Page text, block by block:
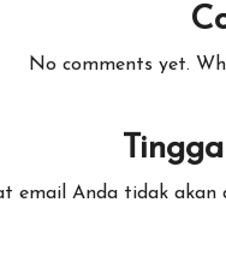
No comments yet.
email Anda tidak akan